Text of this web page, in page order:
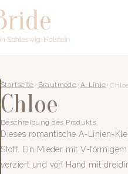
Startseite Brautmode A-Linie
Chloe
Beschreibung des Produkts
Dieses romantische A-Linien-
Stoff. Ein Mieder mit V-
verziert und von Hand mit